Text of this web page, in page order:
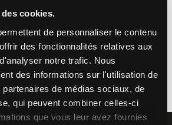
cookies.
de personnaliser le contenu
des fonctionnalités relatives aux
notre trafic. Nous
des informations sur l'utilisation de
de médias sociaux, de
qui peuvent combiner celles-ci
que vous leur avez fournies
York, YO60 7SD